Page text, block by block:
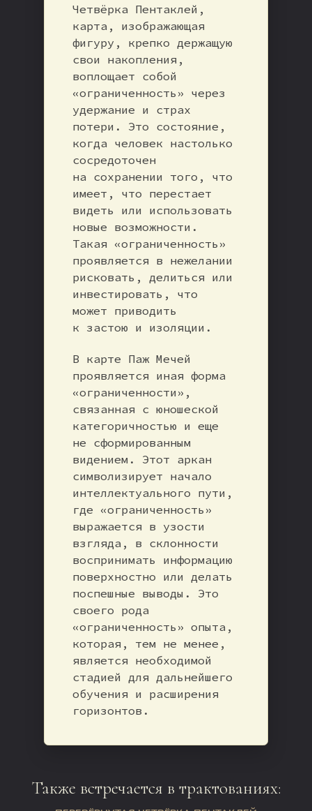
Четвёрка Пентаклей,
карта, изображающая
фигуру, крепко держащую
свои накопления,
воплощает собой
«ограниченность» через
удержание и страх
потери. Это состояние,
когда человек настолько
сосредоточен
на сохранении того, что
имеет, что перестает
видеть или использовать
новые возможности.
Такая «ограниченность»
проявляется в нежелании
рисковать, делиться или
инвестировать, что
может приводить
к застою и изоляции.
В карте Паж Мечей
проявляется иная форма
«ограниченности»,
связанная с юношеской
категоричностью и еще
не сформированным
видением. Этот аркан
символизирует начало
интеллектуального пути,
где «ограниченность»
выражается в узости
взгляда, в склонности
воспринимать информацию
поверхностно или делать
поспешные выводы. Это
своего рода
«ограниченность» опыта,
которая, тем не менее,
является необходимой
стадией для дальнейшего
обучения и расширения
горизонтов.
Также встречается в трактованиях: